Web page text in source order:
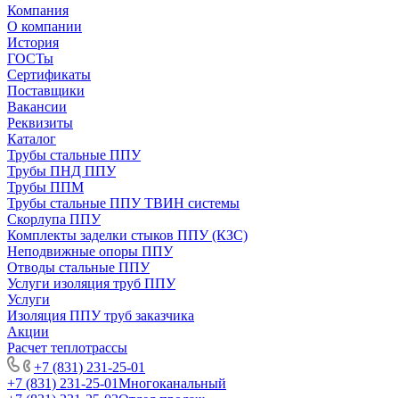
Компания
О компании
История
ГОСТы
Сертификаты
Поставщики
Вакансии
Реквизиты
Каталог
Трубы стальные ППУ
Трубы ПНД ППУ
Трубы ППМ
Трубы стальные ППУ ТВИН системы
Скорлупа ППУ
Комплекты заделки стыков ППУ (КЗС)
Неподвижные опоры ППУ
Отводы стальные ППУ
Услуги изоляция труб ППУ
Услуги
Изоляция ППУ труб заказчика
Акции
Расчет теплотрассы
+7 (831) 231-25-01
+7 (831) 231-25-01Многоканальный